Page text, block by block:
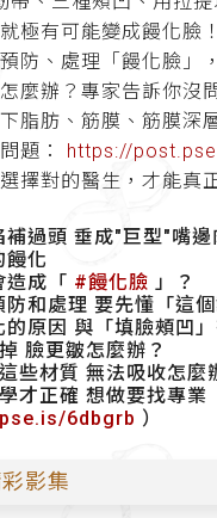
極有可能變成饅化臉
防、處理「饅化臉」
麼辦？專家告訴你沒
脂肪、筋膜、筋膜深
題： https://
擇對的醫生，才能真
補過頭 垂成"巨型"嘴邊
饅化
造成「 #饅化臉 」？
防和處理 要先懂「這個
的原因 與「填臉頰凹」
臉更皺怎麼辦？
些材質 無法吸收怎麼
才正確 想做要找專業
6dbgrb ）
影集